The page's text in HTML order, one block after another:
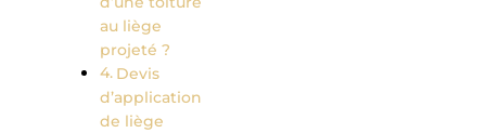
au liège
projeté ?
Devis
d’application
de liège